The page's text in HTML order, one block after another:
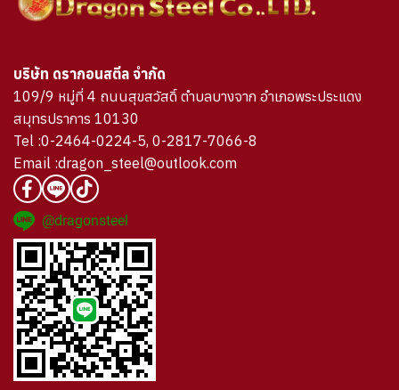
บริษัท ดรากอนสตีล จำกัด
109/9 หมู่ที่ 4 ถนนสุขสวัสดิ์ ตำบลบางจาก อำเภอพระประแดง
สมุทรปราการ 10130
Tel :0-2464-0224-5, 0-2817-7066-8
Email :dragon_steel@outlook.com
@dragonsteel